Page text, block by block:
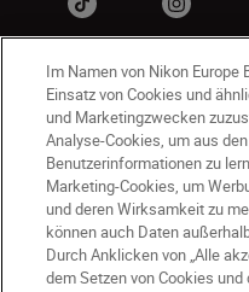
CH Nikon Sites
Kontaktieren Sie uns
Nutzungsbedingungen
Im Namen von Nikon Europe
Einsatz von Cookies und
und Marketingzwecken
Analyse-Cookies, um aus
Benutzerinformationen zu
Marketing-Cookies, um
und deren Wirksamkeit zu
können auch Daten
Durch Anklicken von „Alle
dem Setzen von Cookies und